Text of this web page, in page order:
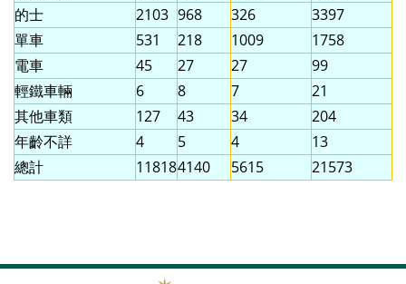
的士
2103 968 326
3397
單車
531 218 1009
1758
電車
45 27 27
99
輕鐵車輛
6 8 7
21
其他車類
127 43 34
204
年齡不詳
4 5 4
13
總計
118184140 5615 21573